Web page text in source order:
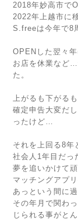
2018年妙高市で
2022年上越市に
S.freeは今年で8
OPENした翌々
お店を休業など
た。
上がるも下がる
確定申告大変だ
ったけど…
それを上回る8年
社会人1年目だっ
夢を追いかけて
マッチングアプ
あっという間に
その年月で関わ
じられる事がと